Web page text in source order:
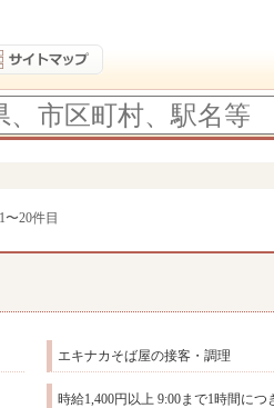
〜20件目
エキナカそば屋の接客・調理
時給1,400円以上 9:00まで1時間につ